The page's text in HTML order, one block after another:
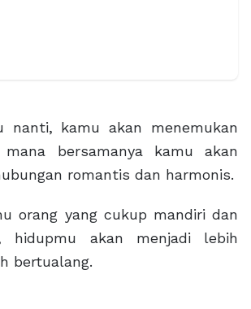
nanti, kamu akan menemukan
bersamanya kamu akan
romantis dan harmonis.
orang yang cukup mandiri dan
hidupmu akan menjadi lebih
bertualang.